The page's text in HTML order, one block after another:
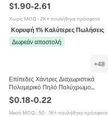
Χάντρες Γυναικεία
$1.90-2.61
Χωρίς MOQ · 2K+ πουλήθηκε πρόσφατα
Κορυφή 1% Καλύτερες Πωλήσεις
Δωρεάν αποστολή
+48
Επίπεδες Χάντρες Διαχωριστικά
Πολυμερικό Πηλό Πολύχρωμο
Heishi Για Κατασκευή Κοσμημάτων
DIY Βραχιόλι Κολιέ Boho Στυλ
Διακοπών
$0.18-0.22
Μικτό MOQ : 50 · 1K+ πουλήθηκε πρόσφατα